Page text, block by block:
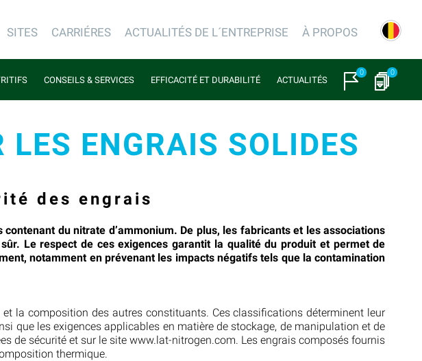
SITES CARRIÉRES ACTUALITÉS DE L´ENTREPRISE À PROPOS
CONSEILS & SERVICES EFFICACITÉ ET DURABILITÉ ACTUALITÉS
0 0
ENGRAIS SOLIDES
des engrais
du nitrate d’ammonium. De plus, les fabricants et les associations
Le respect de ces exigences garantit la qualité du produit et permet de
notamment en prévenant les impacts négatifs tels que la contamination
la composition des autres constituants. Ces classifications déterminent leur
que les exigences applicables en matière de stockage, de manipulation et de
de sécurité et sur le site www.lat-nitrogen.com. Les engrais composés fournis
thermique.